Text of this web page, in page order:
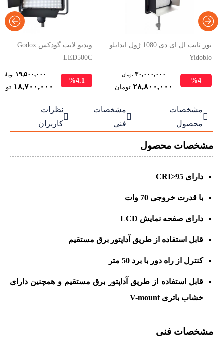
نور ثابت ال ای دی 1080 ژول ایدابلو
Yidoblo
۳۰,۰۰۰,۰۰۰ تومان
Original
was:
۲۸,۸۰۰,۰۰۰ تومانCurrent
is:
%4
ویدیو لایت گودکس Godox
LED500C
۱۹,۵۰۰,۰۰۰ تومان
Original
was:
۱۹,۵۰۰,۰۰۰ تومان.
۱۸,۷۰۰,۰۰۰
%4.1

مشخصات
محصول

مشخصات
فنی

نظرات
کاربران
مشخصات محصول
دارای CRI>95
با قدرت خروجی 70 وات
دارای صفحه نمایش LCD
قابل استفاده از طریق آداپتور برق مستقیم
کنترل از راه دور با برد 50 متر
قابل استفاده از طریق آداپتور برق مستقیم و همچنین دارای
خشاب باتری V-mount
مشخصات فنی